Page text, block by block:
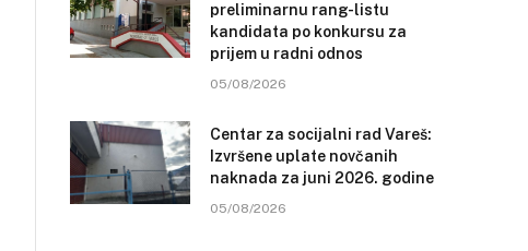
preliminarnu rang-listu
kandidata po konkursu za
prijem u radni odnos
05/08/2026
Centar za socijalni rad Vareš:
Izvršene uplate novčanih
naknada za juni 2026. godine
05/08/2026